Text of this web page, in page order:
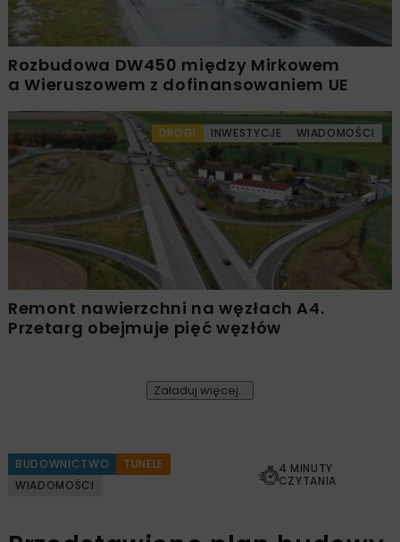
Rozbudowa DW450 między Mirkowem
a Wieruszowem z dofinansowaniem UE
DROGI INWESTYCJE WIADOMOŚCI
Remont nawierzchni na węzłach A4.
Przetarg obejmuje pięć węzłów
Załaduj więcej...
BUDOWNICTWO
TUNELE
WIADOMOŚCI
4 MINUTY
CZYTANIA